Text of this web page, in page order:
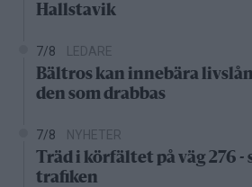
Hallstavik
7/8 LEDARE
Bältros kan innebära
den som drabbas
7/8 NYHETER
Träd i körfältet på väg 276 -
trafiken